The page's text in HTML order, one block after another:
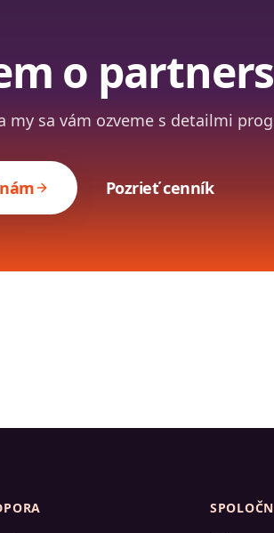
o
my sa vám ozveme s detailmi
Pozrieť cenník